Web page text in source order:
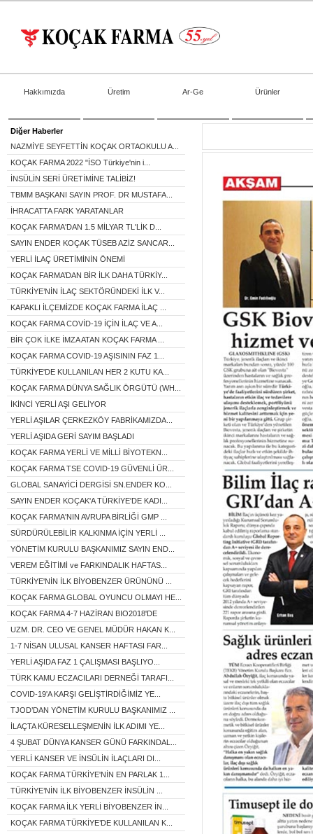
Hakkımızda Üretim Ar-Ge Ürünler
Diğer Haberler
NAZMİYE SEYFETTİN KOÇAK ORTAOKULU A...
KOÇAK FARMA 2022 "İSO Türkiye'nin i...
İNSÜLİN SERİ ÜRETİMİNE TALİBİZ!
TBMM BAŞKANI SAYIN PROF. DR MUSTAFA...
İHRACATTA FARK YARATANLAR
KOÇAK FARMA'DAN 1.5 MİLYAR TL'LİK D...
SAYIN ENDER KOÇAK TÜSEB AZİZ SANCAR...
YERLİ İLAÇ ÜRETİMİNİN ÖNEMİ
KOÇAK FARMA’DAN BİR İLK DAHA TÜRKİY...
TÜRKİYE’NİN İLAÇ SEKTÖRÜNDEKİ İLK V...
KAPAKLI İLÇEMİZDE KOÇAK FARMA İLAÇ ...
KOÇAK FARMA COVİD-19 İÇİN İLAÇ VE A...
BİR ÇOK İLKE İMZA ATAN KOÇAK FARMA ...
KOÇAK FARMA COVID-19 AŞISININ FAZ 1...
TÜRKİYE'DE KULLANILAN HER 2 KUTU KA...
KOÇAK FARMA DÜNYA SAĞLIK ÖRGÜTÜ (WH...
İKİNCİ YERLİ AŞI GELİYOR
YERLİ AŞILAR ÇERKEZKÖY FABRİKAMIZDA...
YERLİ AŞIDA GERİ SAYIM BAŞLADI
KOÇAK FARMA YERLİ VE MİLLİ BİYOTEKN...
KOÇAK FARMA TSE COVID-19 GÜVENLİ ÜR...
GLOBAL SANAYİCİ DERGİSİ SN.ENDER KO...
SAYIN ENDER KOÇAK'A TÜRKİYE'DE KADI...
KOÇAK FARMA'NIN AVRUPA BİRLİĞİ GMP ...
SÜRDÜRÜLEBİLİR KALKINMA İÇİN YERLİ ...
YÖNETİM KURULU BAŞKANIMIZ SAYIN END...
VEREM EĞİTİMİ ve FARKINDALIK HAFTAS...
TÜRKİYE'NİN İLK BİYOBENZER ÜRÜNÜNÜ ...
KOÇAK FARMA GLOBAL OYUNCU OLMAYI HE...
KOÇAK FARMA 4-7 HAZİRAN BIO2018'DE
UZM. DR. CEO VE GENEL MÜDÜR HAKAN K...
1-7 NİSAN ULUSAL KANSER HAFTASI FAR...
YERLİ AŞIDA FAZ 1 ÇALIŞMASI BAŞLIYO...
TÜRK KAMU ECZACILARI DERNEĞİ TARAFI...
COVID-19'A KARŞI GELİŞTİRDİĞİMİZ YE...
TJOD’DAN YÖNETİM KURULU BAŞKANIMIZ ...
İLAÇTA KÜRESELLEŞMENİN İLK ADIMI YE...
4 ŞUBAT DÜNYA KANSER GÜNÜ FARKINDAL...
YERLİ KANSER VE İNSÜLİN İLAÇLARI DI...
KOÇAK FARMA TÜRKİYE'NİN EN PARLAK 1...
TÜRKİYE’NİN İLK BİYOBENZER İNSÜLİN ...
KOÇAK FARMA İLK YERLİ BİYOBENZER İN...
KOÇAK FARMA TÜRKİYE’DE KULLANILAN K...